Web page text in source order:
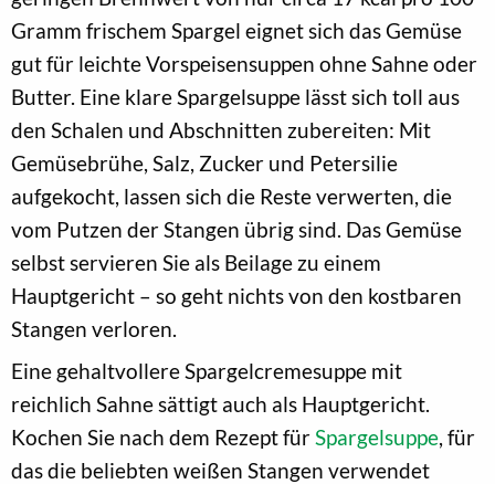
Gramm frischem Spargel eignet sich das Gemüse
gut für leichte Vorspeisensuppen ohne Sahne oder
Butter. Eine klare Spargelsuppe lässt sich toll aus
den Schalen und Abschnitten zubereiten: Mit
Gemüsebrühe, Salz, Zucker und Petersilie
aufgekocht, lassen sich die Reste verwerten, die
vom Putzen der Stangen übrig sind. Das Gemüse
selbst servieren Sie als Beilage zu einem
Hauptgericht – so geht nichts von den kostbaren
Stangen verloren.
Eine gehaltvollere Spargelcremesuppe mit
reichlich Sahne sättigt auch als Hauptgericht.
Kochen Sie nach dem Rezept fürSpargelsuppe, für
das die beliebten weißen Stangen verwendet